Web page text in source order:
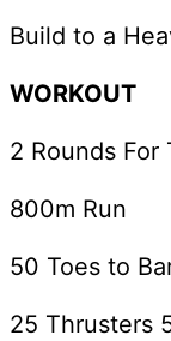
Build to a
WORKOUT
2 Rounds For
800m Run
50 Toes to
25 Thrusters